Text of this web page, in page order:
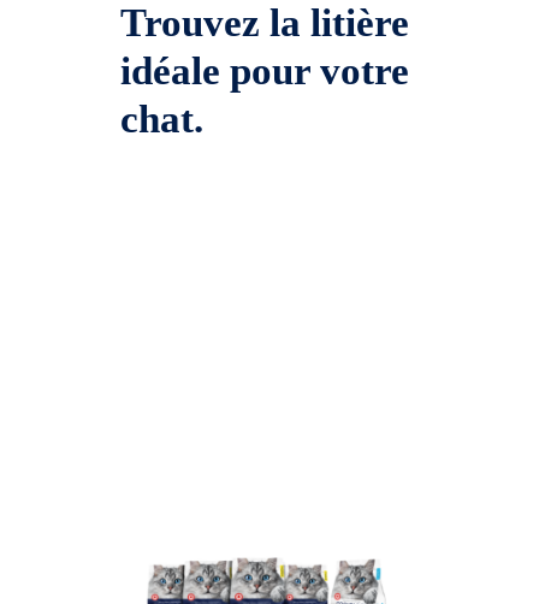
Trouvez la litière
idéale pour votre
chat.